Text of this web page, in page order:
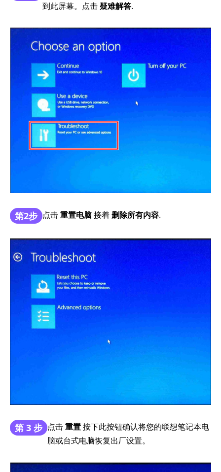
到此屏幕。点击 疑难解答.
第2步 点击重置电脑接着删除所有内容.
第 3 步 点击重置按下此按钮确认将您的联想笔记本电
脑或台式电脑恢复出厂设置。